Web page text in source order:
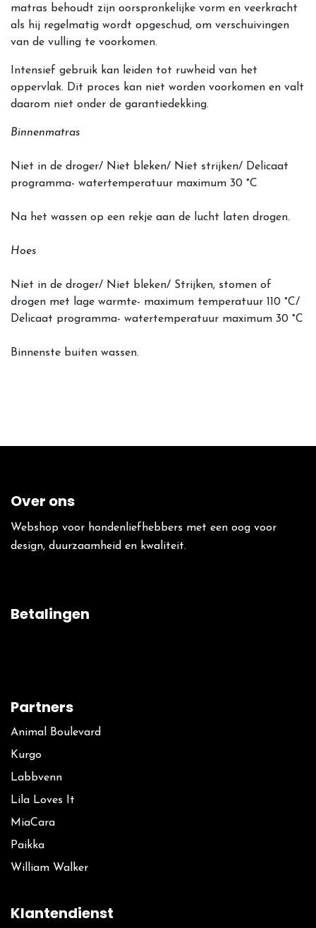
matras behoudt zijn oorspronkelijke vorm en veerkracht
als hij regelmatig wordt opgeschud, om verschuivingen
van de vulling te voorkomen.
Intensief gebruik kan leiden tot ruwheid van het
oppervlak. Dit proces kan niet worden voorkomen en valt
daarom niet onder de garantiedekking.
Binnenmatras
Niet in de droger/ Niet bleken/ Niet strijken/ Delicaat
programma- watertemperatuur maximum 30 °C
Na het wassen op een rekje aan de lucht laten drogen.
Hoes
Niet in de droger/ Niet bleken/ Strijken, stomen of
drogen met lage warmte- maximum temperatuur 110 °C/
Delicaat programma- watertemperatuur maximum 30 °C
Binnenste buiten wassen.
Over ons
Webshop voor hondenliefhebbers met een oog voor
design, duurzaamheid en kwaliteit.
Betalingen
Partners
Animal Boulevard
Kurgo
La​bbvenn
Lila Loves It
MiaCara
Paikka
William Walker
Klantendienst